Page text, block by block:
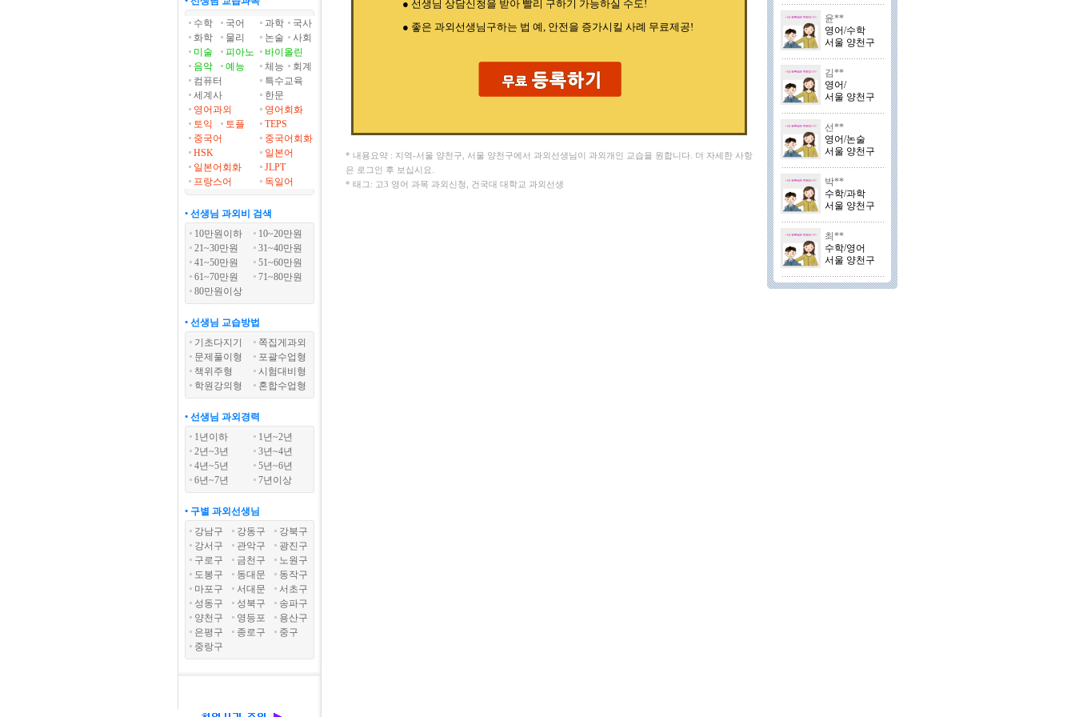
수학
국어 과학
국사
화학
물리 논술
사회
미술
피아노
바이올린
음악
예능 체능
회계
컴퓨터
특수교육
세계사
한문
영어과외
영어회화
토익
토플
TEPS
중국어
중국어회화
HSK
일본어
일본어회화
JLPT
프랑스어
독일어
• 선생님 과외비 검색
10만원이하
10~20만원
21~30만원
31~40만원
41~50만원
51~60만원
61~70만원
71~80만원
80만원이상
• 선생님 교습방법
기초다지기
쪽집게과외
문제풀이형
포괄수업형
책위주형
시험대비형
학원강의형
혼합수업형
• 선생님 과외경력
1년이하
1년~2년
2년~3년
3년~4년
4년~5년
5년~6년
6년~7년
7년이상
• 구별 과외선생님
강남구
강동구
강북구
강서구
관악구
광진구
구로구
금천구
노원구
도봉구
동대문
동작구
마포구
서대문
서초구
성동구
성북구
송파구
양천구
영등포
용산구
은평구
종로구
중구
중랑구
● 선생님 상담신청을 받아 빨리 구하기 가능하실 수도!
● 좋은 과외선생님구하는 법 예, 안전을 증가시킬 사례 무료제공!
* 내용요약 : 지역-서울 양천구, 서울 양천구에서 과외선생님이 과외개인 교습을 원합니다. 더 자세한 사항
은 로그인 후 보십시요.
* 태그: 고3 영어 과목 과외신청, 건국대 대학교 과외선생
윤**
영어/수학
서울 양천구
김**
영어/
서울 양천구
선**
영어/논술
서울 양천구
박**
수학/과학
서울 양천구
최**
수학/영어
서울 양천구